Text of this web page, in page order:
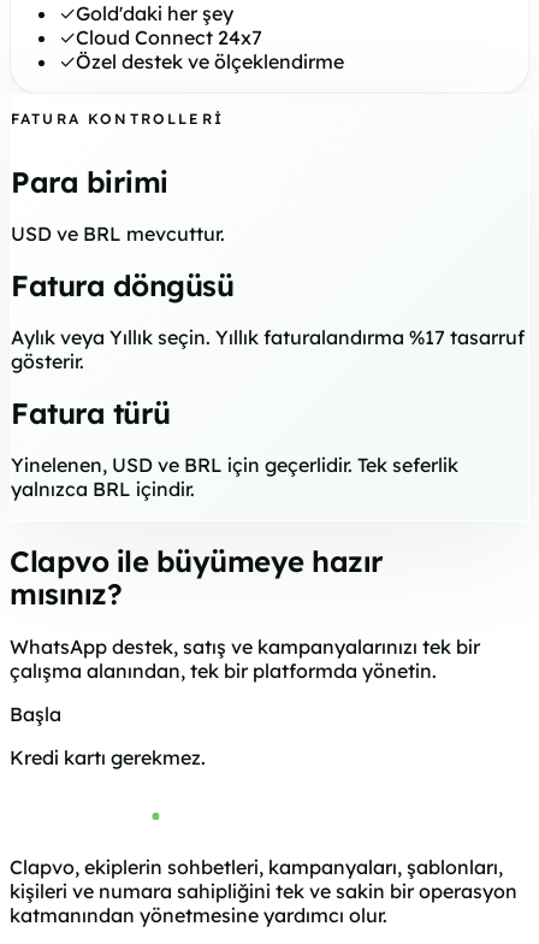
✓Gold'daki her şey
✓Cloud Connect 24x7
✓Özel destek ve ölçeklendirme
FATURA KONTROLLERI
Para birimi
USD ve BRL mevcuttur.
Fatura döngüsü
Aylık veya Yıllık seçin. Yıllık faturalandırma %17 tasarruf
gösterir.
Fatura türü
Yinelenen, USD ve BRL için geçerlidir. Tek seferlik
yalnızca BRL içindir.
Clapvo ile büyümeye hazır
mısınız?
WhatsApp destek, satış ve kampanyalarınızı tek bir
çalışma alanından, tek bir platformda yönetin.
Başla
Kredi kartı gerekmez.
Clapvo, ekiplerin sohbetleri, kampanyaları, şablonları,
kişileri ve numara sahipliğini tek ve sakin bir operasyon
katmanından yönetmesine yardımcı olur.